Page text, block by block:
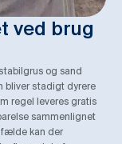
ved brug
og sand
bliver stadigt dyrere
regel leveres gratis
sammenlignet
kan der